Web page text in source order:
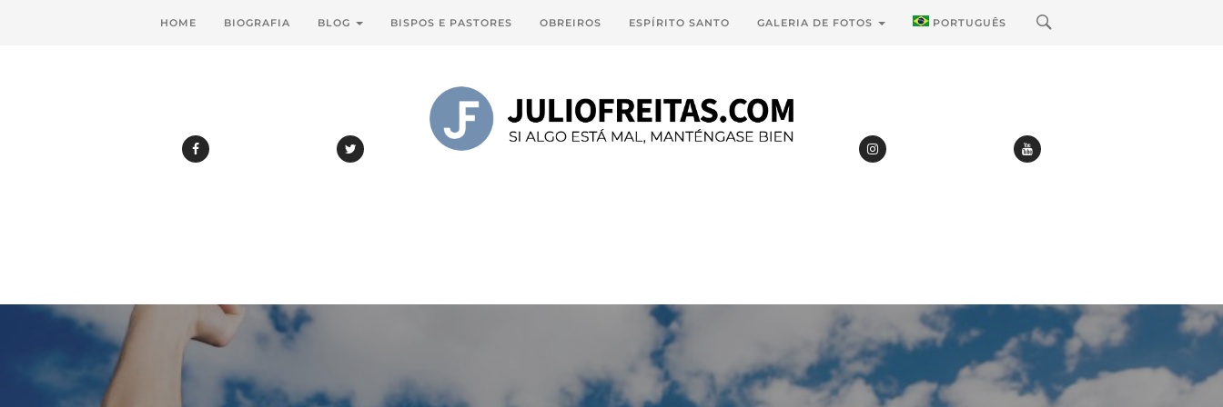
HOME BIOGRAFIA BLOG BISPOS E PASTORES OBREIROS ESPÍRITO SANTO GALERIA DE FOTOS PORTUGUÊS